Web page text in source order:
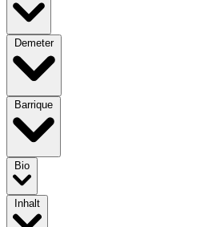
Demeter
Barrique
Bio
Inhalt